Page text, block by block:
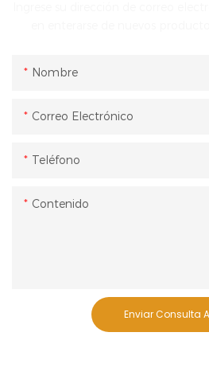
Nombre
Correo Electrónico
Teléfono
Contenido
Enviar Consulta